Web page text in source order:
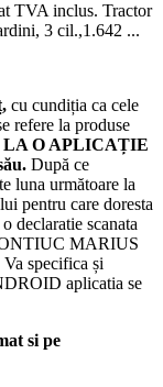
TVA inclus. Tractor
3 cil.,1.642 ...
cu cundiția ca cele
refere la produse
O APLICAȚIE
După ce
luna următoare la
pentru care doresta
declaratie scanata
MARIUS
specifica și
aplicatia se
si pe